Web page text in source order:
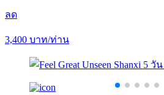
ลด
3,400 บาท/ท่าน